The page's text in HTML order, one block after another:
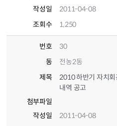
작성일
2011-04-08
조회수
1,250
번호
30
동
전농2동
제목
2010 하반기 자치회
내역 공고
첨부파일
작성일
2011-04-08